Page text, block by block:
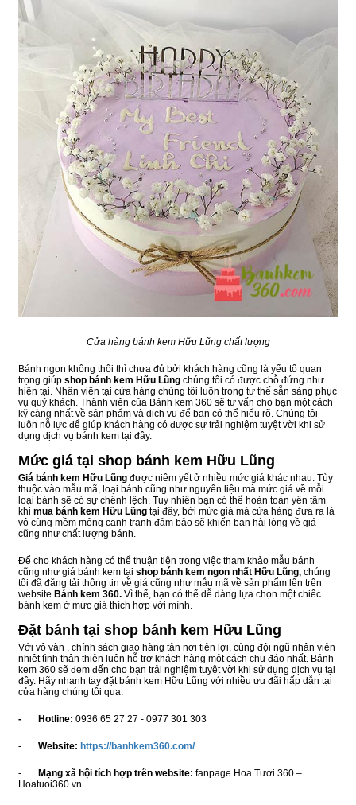
Cửa hàng bánh kem Hữu Lũng chất lượng
Bánh ngon không thôi thì chưa đủ bởi khách hàng cũng là yếu tố quan
trọng giúp shop bánh kem Hữu Lũng chúng tôi có được chỗ đứng như
hiện tại. Nhân viên tại cửa hàng chúng tôi luôn trong tư thế sẵn sàng phục
vụ quý khách. Thành viên của Bánh kem 360 sẽ tư vấn cho bạn một cách
kỹ càng nhất về sản phẩm và dịch vụ để bạn có thể hiểu rõ. Chúng tôi
luôn nỗ lực để giúp khách hàng có được sự trải nghiệm tuyệt vời khi sử
dụng dịch vụ bánh kem tại đây.
Mức giá tại shop bánh kem Hữu Lũng
Giá bánh kem Hữu Lũng được niêm yết ở nhiều mức giá khác nhau. Tùy
thuộc vào mẫu mã, loại bánh cũng như nguyên liệu mà mức giá về mỗi
loại bánh sẽ có sự chênh lệch. Tuy nhiên bạn có thể hoàn toàn yên tâm
khi mua bánh kem Hữu Lũng tại đây, bởi mức giá mà cửa hàng đưa ra là
vô cùng mềm mỏng cạnh tranh đảm bảo sẽ khiến bạn hài lòng về giá
cũng như chất lượng bánh.
Để cho khách hàng có thể thuận tiện trong việc tham khảo mẫu bánh
cũng như giá bánh kem tại shop bánh kem ngon nhất Hữu Lũng, chúng
tôi đã đăng tải thông tin về giá cũng như mẫu mã về sản phẩm lên trên
website Bánh kem 360. Vì thế, bạn có thể dễ dàng lựa chọn một chiếc
bánh kem ở mức giá thích hợp với mình.
Đặt bánh tại shop bánh kem Hữu Lũng
Với vô vàn , chính sách giao hàng tận nơi tiện lợi, cùng đội ngũ nhân viên
nhiệt tình thân thiện luôn hỗ trợ khách hàng một cách chu đáo nhất. Bánh
kem 360 sẽ đem đến cho bạn trải nghiệm tuyệt vời khi sử dụng dịch vụ tại
đây. Hãy nhanh tay đặt bánh kem Hữu Lũng với nhiều ưu đãi hấp dẫn tại
cửa hàng chúng tôi qua:
- Hotline: 0936 65 27 27 - 0977 301 303
- Website: https://banhkem360.com/
- Mạng xã hội tích hợp trên website: fanpage Hoa Tươi 360 –
Hoatuoi360.vn